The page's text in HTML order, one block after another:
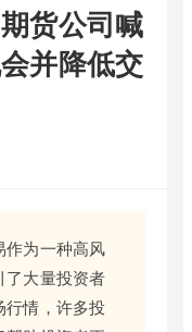
货公司喊
并降低交
为一种高风
大量投资者
行情，许多投